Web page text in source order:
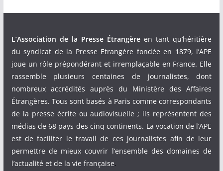
L’Association de la Presse Étrangèreen tant qu’héritière
du syndicat de la Presse Etrangère fondée en 1879, l’APE
joue un rôle prépondérant et irremplaçable en France. Elle
rassemble plusieurs centaines de journalistes, dont
nombreux accrédités auprès du Ministère des Affaires
Étrangères. Tous sont basés à Paris comme correspondants
de la presse écrite ou audiovisuelle ; ils représentent des
médias de 68 pays des cinq continents. La vocation de l’APE
est de faciliter le travail de ces journalistes afin de leur
permettre de mieux couvrir l’ensemble des domaines de
l’actualité et de la vie française.